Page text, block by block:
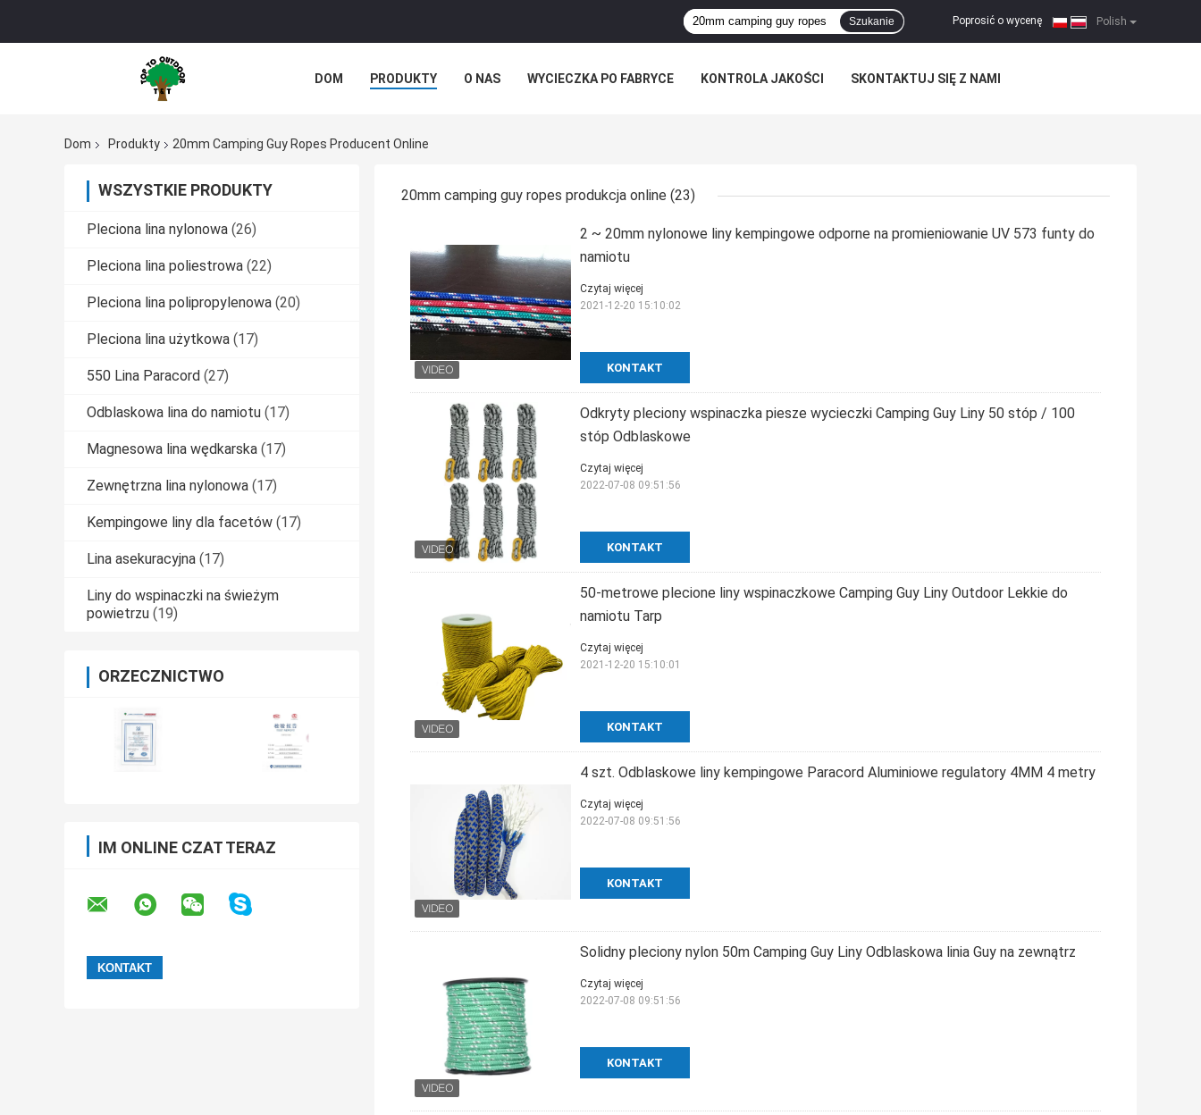
Polish
Poprosić o wycenę |
Szukanie
DOM PRODUKTY O NAS WYCIECZKA PO FABRYCE KONTROLA JAKOŚCI SKONTAKTUJ SIĘ Z NAMI
Dom Produkty 20mm Camping Guy Ropes Producent Online
WSZYSTKIE PRODUKTY
Pleciona lina nylonowa (26)
Pleciona lina poliestrowa (22)
Pleciona lina polipropylenowa (20)
Pleciona lina użytkowa (17)
550 Lina Paracord (27)
Odblaskowa lina do namiotu (17)
Magnesowa lina wędkarska (17)
Zewnętrzna lina nylonowa (17)
Kempingowe liny dla facetów (17)
Lina asekuracyjna (17)
Liny do wspinaczki na świeżym
powietrzu (19)
ORZECZNICTWO
IM ONLINE CZAT TERAZ
20mm camping guy ropes produkcja online (23)
2 ~ 20mm nylonowe liny kempingowe odporne na promieniowanie UV 573 funty do
namiotu
KONTAKT
Czytaj więcej
2021-12-20 15:10:02
Odkryty pleciony wspinaczka piesze wycieczki Camping Guy Liny 50 stóp / 100
stóp Odblaskowe
KONTAKT
Czytaj więcej
2022-07-08 09:51:56
50-metrowe plecione liny wspinaczkowe Camping Guy Liny Outdoor Lekkie do
namiotu Tarp
KONTAKT
Czytaj więcej
2021-12-20 15:10:01
4 szt. Odblaskowe liny kempingowe Paracord Aluminiowe regulatory 4MM 4 metry
KONTAKT
Czytaj więcej
2022-07-08 09:51:56
Solidny pleciony nylon 50m Camping Guy Liny Odblaskowa linia Guy na zewnątrz
KONTAKT
Czytaj więcej
2022-07-08 09:51:56